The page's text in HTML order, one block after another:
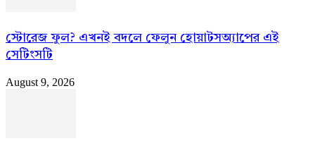
স্টোরেজ ফুল? এখনই বদলে ফেলুন হোয়াটসঅ্যাপের এই
সেটিংসটি
August 9, 2026